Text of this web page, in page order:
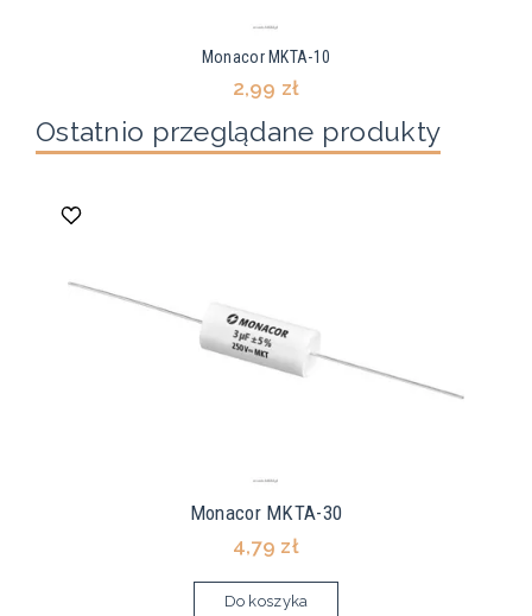
Monacor MKTA-10
2,99 zł
Ostatnio przeglądane produkty
Monacor MKTA-30
4,79 zł
Do koszyka